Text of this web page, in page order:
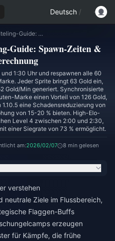
Deutsch /
Honor of Kings Spriteling-Guide: Spawn-Zeiten & Gold-Berechnung
Guide: Spawn-Zeiten &
1:30 Uhr und respawnen alle 60
Jeder Sprite bringt 63 Gold ein,
Gold/Min generiert. Synchronisierte
Marke einen Vorteil von 126 Gold,
eine Schadensreduzierung von
von 15-20 % bieten. High-Elo-
Level 4 zwischen 2:00 und 2:30,
einer Siegrate von 73 % ermöglicht.
am:2026/02/07 8 min gelesen
verstehen
neutrale Ziele im Flussbereich,
Flaggen-Buffs
erzeugen
für Kämpfe, die frühe